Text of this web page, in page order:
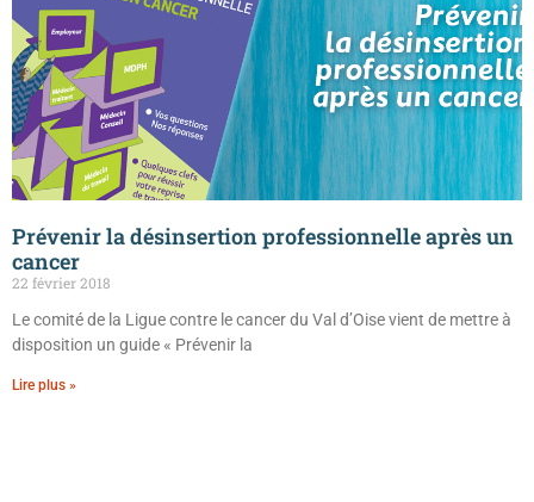
Prévenir la désinsertion professionnelle après un
cancer
22 février 2018
Le comité de la Ligue contre le cancer du Val d’Oise vient de mettre à
disposition un guide « Prévenir la
Lire plus »